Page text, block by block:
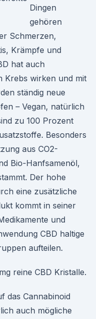
Dingen
gehören
Schmerzen,
Krämpfe und
hat auch
Krebs wirken und mit
ständig neue
– Vegan, natürlich
zu 100 Prozent
Besonders
aus CO2-
Bio-Hanfsamenöl,
Der hohe
eine zusätzliche
kommt in seiner
und
CBD haltige
aufteilen.
reine CBD Kristalle.
das Cannabinoid
auch mögliche